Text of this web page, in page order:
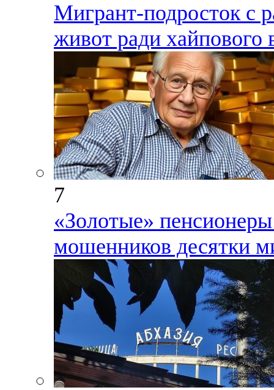
Мигрант-подросток с
живот ради хайпового
7
«Золотые»
мошенников десятки